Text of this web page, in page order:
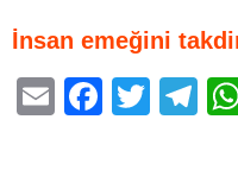
İnsan emeğini
E
F
T
T